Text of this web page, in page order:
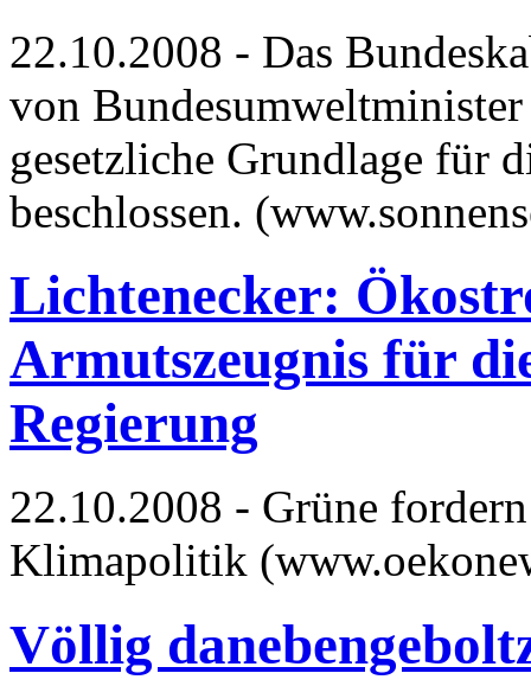
22.10.2008 - Das
von
gesetzliche Grundlage für
beschlossen.
Lichtenecker:
Armutszeugnis für
Regierung
22.10.2008 - Grüne
Klimapolitik
Völlig